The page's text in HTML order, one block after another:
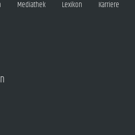
Mediathek Lexikon Karriere